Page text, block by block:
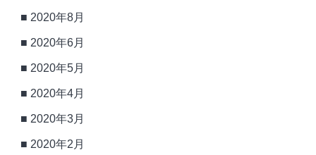
2020年8月
2020年6月
2020年5月
2020年4月
2020年3月
2020年2月